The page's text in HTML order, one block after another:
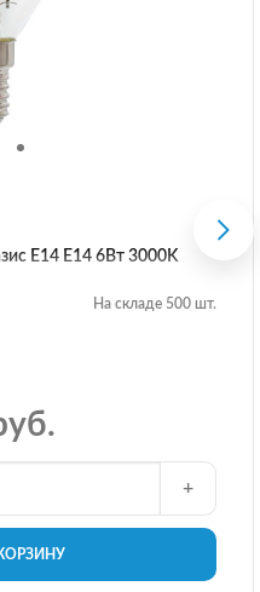
E14 E14 6Вт 3000K
На складе 500 шт.
+